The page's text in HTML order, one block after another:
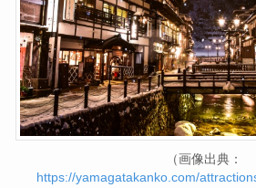
（画像出典：
https://yamagatakanko.com/